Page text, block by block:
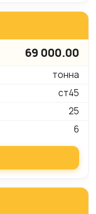
69 000.00
тонна
ст45
25
6